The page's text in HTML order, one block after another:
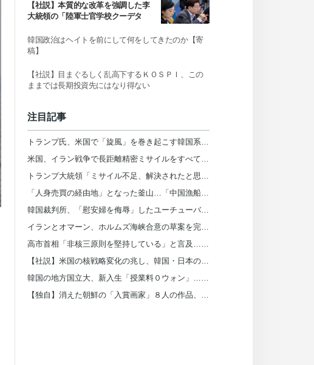
【社説】本質的な改革を強調した李
大統領の「陸軍士官学校クーデタ
韓国政治はヘイトを前にして何をしてきたのか【寄
稿】
【社説】目まぐるしく乱高下するＫＯＳＰＩ、この
ままでは長期投資先にはなり得ない
注目記事
トランプ氏、米国で「旋風」を巻き起こす韓国系知事候補を「共産主義者の狂人」と非難
米国、イラン戦争で長距離精密ミサイルをすべて消費
トランプ大統領「ミサイル不足、解決されたと思っていた」…ヘグセス長官を厳しく叱責
「人身売買の経由地」となった釜山…「中国漁船、韓国に違法拘束外部委託」
韓国裁判所、「慰安婦を侮辱」したユーチューバーによる「正義連の名誉毀損」認める
イランとオマーン、ホルムズ海峡合意の草案を完成…統制権・通航料めぐり米国と隔たり
高市首相「非核三原則を堅持している」と言及…歴代首相と微妙に異なる表現
【社説】米国の核戦略変化の兆し、韓国・日本の戦術核再配備につながるか
韓国の地方国立大、新入生「授業料０ウォン」…来年から全額奨学金検討
【独自】消えた朝鮮の「入賞画家」８人の作品、日本の皇室が所蔵していた